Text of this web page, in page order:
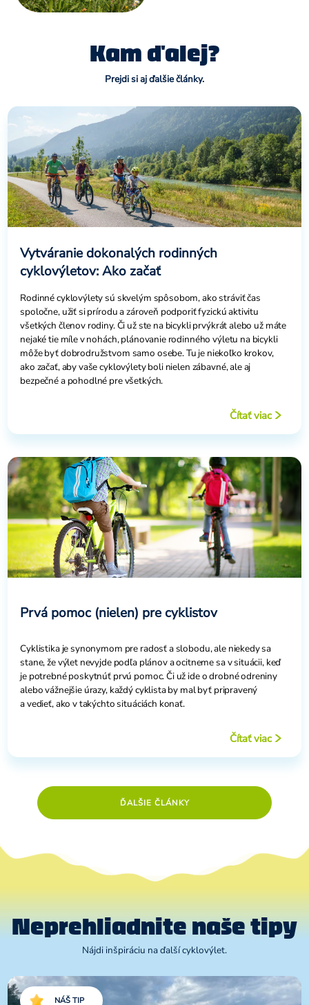
Kam ďalej?
Prejdi si aj ďalšie články.
Vytváranie dokonalých rodinných
cyklovýletov: Ako začať
Rodinné cyklovýlety sú skvelým spôsobom, ako stráviť čas
spoločne, užiť si prírodu a zároveň podporiť fyzickú aktivitu
všetkých členov rodiny. Či už ste na bicykli prvýkrát alebo už máte
nejaké tie míle v nohách, plánovanie rodinného výletu na bicykli
môže byť dobrodružstvom samo osebe. Tu je niekoľko krokov,
ako začať, aby vaše cyklovýlety boli nielen zábavné, ale aj
bezpečné a pohodlné pre všetkých.
Čítať viac
Prvá pomoc (nielen) pre cyklistov
Cyklistika je synonymom pre radosť a slobodu, ale niekedy sa
stane, že výlet nevyjde podľa plánov a ocitneme sa v situácii, keď
je potrebné poskytnúť prvú pomoc. Či už ide o drobné odreniny
alebo vážnejšie úrazy, každý cyklista by mal byť pripravený
a vedieť, ako v takýchto situáciách konať.
Čítať viac
ĎALŠIE ČLÁNKY
Neprehliadnite naše tipy
Nájdi inšpiráciu na ďalší cyklovýlet.
NÁŠ TIP